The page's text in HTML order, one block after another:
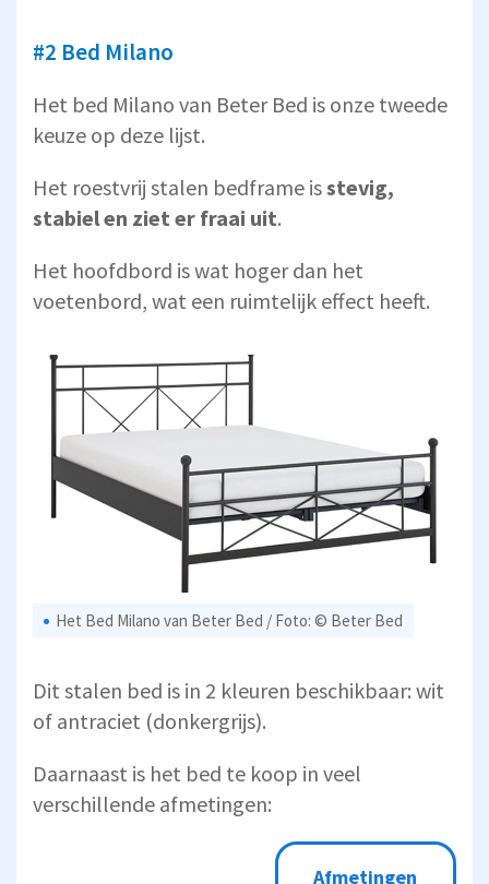
#2 Bed Milano
Het bed Milano van Beter Bed is onze tweede
keuze op deze lijst.
Het roestvrij stalen bedframe isstevig,
stabiel en ziet er fraai uit.
Het hoofdbord is wat hoger dan het
voetenbord, wat een ruimtelijk effect heeft.
Het Bed Milano van Beter Bed / Foto: © Beter Bed
Dit stalen bed is in 2 kleuren beschikbaar: wit
of antraciet (donkergrijs).
Daarnaast is het bed te koop in veel
verschillende afmetingen:
Afmetingen
Afmetingen